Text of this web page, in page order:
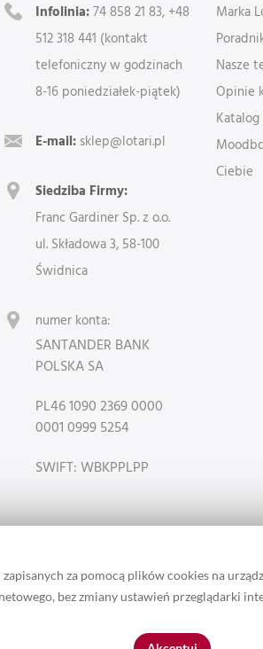
za pomocą plików cookies na
bez zmiany ustawień przeglądarki
Infolinia:74 858 21 83, +48
512 318 441 (kontakt
telefoniczny w godzinach
8-16 poniedziałek-piątek)
E-mail: sklep@lotari.pl
Siedziba Firmy:
Franc Gardiner Sp. z o.o.
ul. Składowa 3, 58-100
Świdnica
numer konta:
SANTANDER BANK
POLSKA SA
PL46 1090 2369 0000
0001 0999 5254
SWIFT: WBKPPLPP
Marka
Nasze
Opinie
Ciebie
w serwisie należą do